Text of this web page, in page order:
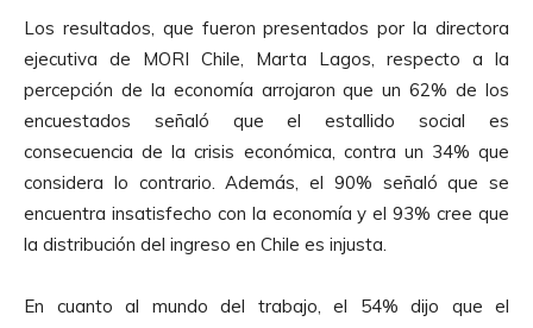
Los resultados, que fueron presentados por la directora
ejecutiva de MORI Chile, Marta Lagos, respecto a la
percepción de la economía arrojaron que un 62% de los
encuestados señaló que el estallido social es
consecuencia de la crisis económica, contra un 34% que
considera lo contrario. Además, el 90% señaló que se
encuentra insatisfecho con la economía y el 93% cree que
la distribución del ingreso en Chile es injusta.
En cuanto al mundo del trabajo, el 54% dijo que el